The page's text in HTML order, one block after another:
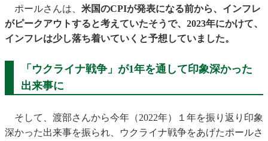
ポールさんは、 米国のCPIが発表になる前から、インフレ
がピークアウトすると考えていたそうで、2023年にかけて、
インフレは少し落ち着いていくと予想していました。
「ウクライナ戦争」が1年を通して印象深かった
出来事に
そして、渡部さんから今年（2022年）１年を振り返り印象
深かった出来事を振られ、ウクライナ戦争をあげたポールさ